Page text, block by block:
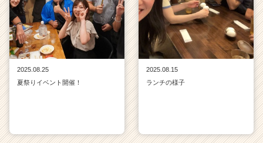
2025.08.25
夏祭りイベント開催！
2025.08.15
ランチの様子